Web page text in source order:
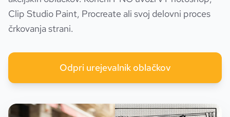
Clip Studio Paint, Procreate ali svoj delovni proces
črkovanja strani.
Odpri urejevalnik oblačkov